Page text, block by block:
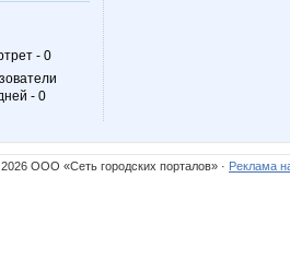
- 0
- 0
ООО «Сеть городских порталов» · Реклама